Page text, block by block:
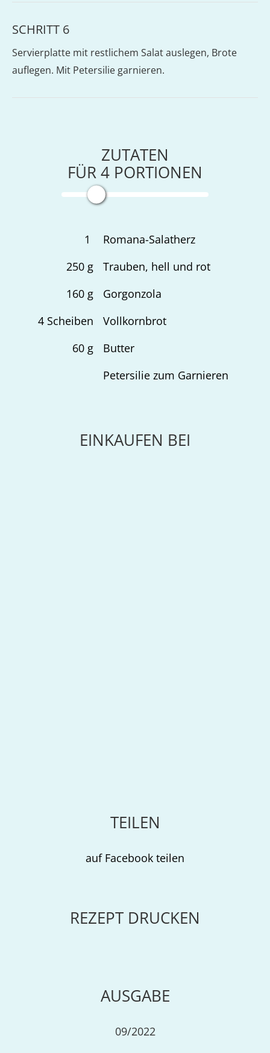
SCHRITT 6
Servierplatte mit restlichem Salat auslegen, Brote
auflegen. Mit Petersilie garnieren.
ZUTATEN
FÜR4 PORTIONEN
1
Romana-Salatherz
250g
Trauben, hell und rot
160g
Gorgonzola
4Scheiben
Vollkornbrot
60g
Butter
Petersilie zum Garnieren
EINKAUFEN BEI
TEILEN
auf Facebook teilen
REZEPT DRUCKEN
AUSGABE
09/2022